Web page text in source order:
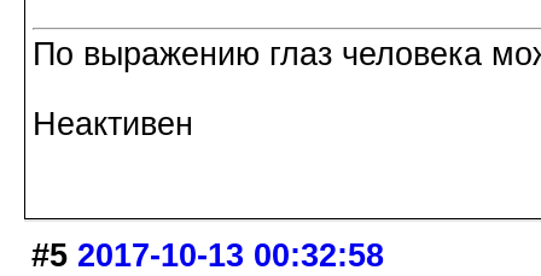
По выражению глаз человека
Неактивен
#5 2017-10-13 00:32:58